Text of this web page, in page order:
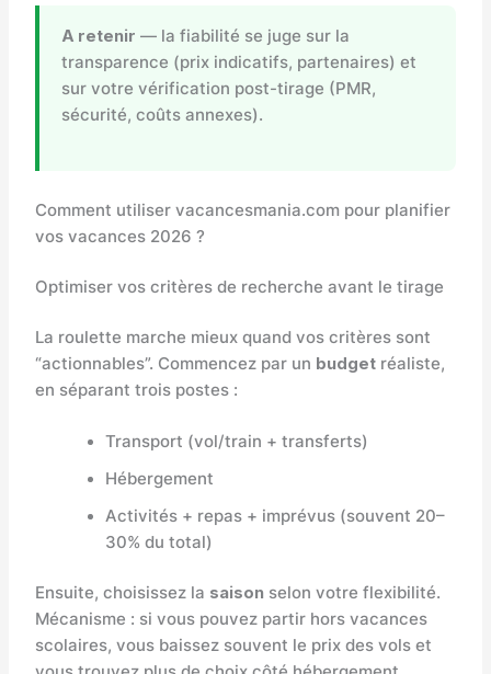
A retenir — la fiabilité se juge sur la
transparence (prix indicatifs, partenaires) et
sur votre vérification post-tirage (PMR,
sécurité, coûts annexes).
Comment utiliser vacancesmania.com pour planifier
vos vacances 2026 ?
Optimiser vos critères de recherche avant le tirage
La roulette marche mieux quand vos critères sont
“actionnables”. Commencez par un budgetréaliste,
en séparant trois postes :
Transport (vol/train + transferts)
Hébergement
Activités + repas + imprévus (souvent 20–
30% du total)
Ensuite, choisissez la saison selon votre flexibilité.
Mécanisme : si vous pouvez partir hors vacances
scolaires, vous baissez souvent le prix des vols et